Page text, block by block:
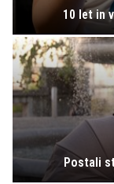
10 let in
Postali